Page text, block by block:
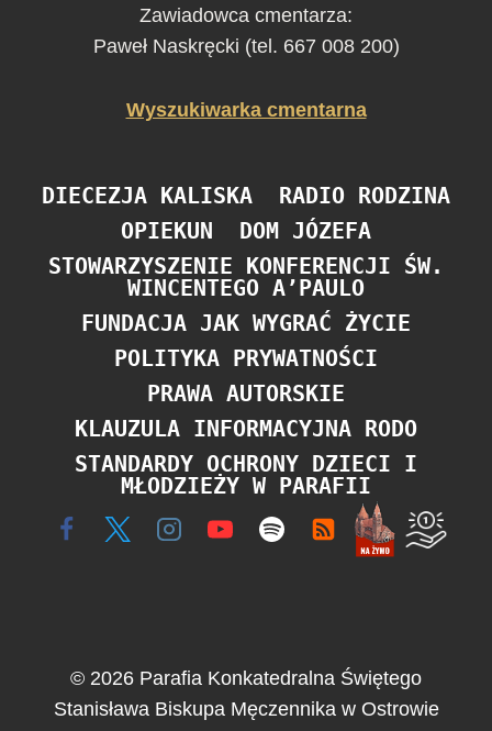
Zawiadowca cmentarza:
Paweł Naskręcki (tel. 667 008 200)
Wyszukiwarka cmentarna
DIECEZJA KALISKA
RADIO RODZINA
OPIEKUN
DOM JÓZEFA
STOWARZYSZENIE KONFERENCJI ŚW.
WINCENTEGO A’PAULO
FUNDACJA JAK WYGRAĆ ŻYCIE
POLITYKA PRYWATNOŚCI
PRAWA AUTORSKIE
KLAUZULA INFORMACYJNA RODO
STANDARDY OCHRONY DZIECI I
MŁODZIEŻY W PARAFII
© 2026 Parafia Konkatedralna Świętego
Stanisława Biskupa Męczennika w Ostrowie